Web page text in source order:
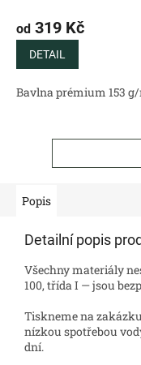
od 319 Kč
DETAIL
Bavlna prémium 153
Popis
Detailní popis
Všechny materiály
100, třída I — jsou
Tiskneme na
nízkou spotřebou
dní.